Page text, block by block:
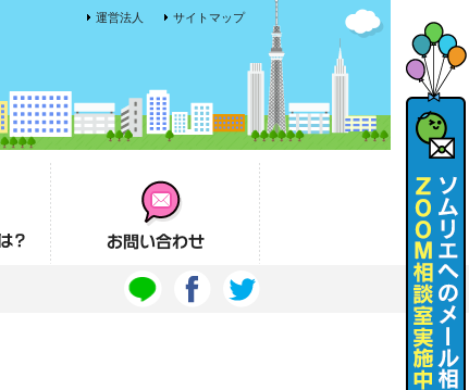
サイトマップ
運営法人
お問い合わせ